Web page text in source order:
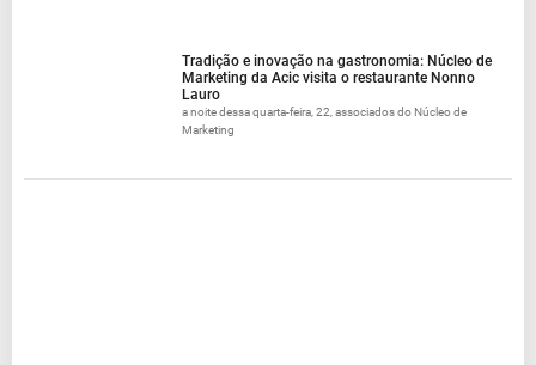
Tradição e inovação na gastronomia: Núcleo de
Marketing da Acic visita o restaurante Nonno
Lauro
a noite dessa quarta-feira, 22, associados do Núcleo de
Marketing